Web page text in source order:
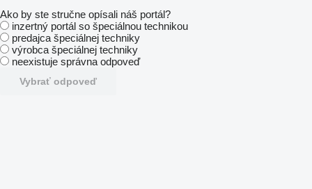
Ako by ste stručne opísali náš portál?
inzertný portál so špeciálnou technikou
predajca špeciálnej techniky
výrobca špeciálnej techniky
neexistuje správna odpoveď
Vybrať odpoveď